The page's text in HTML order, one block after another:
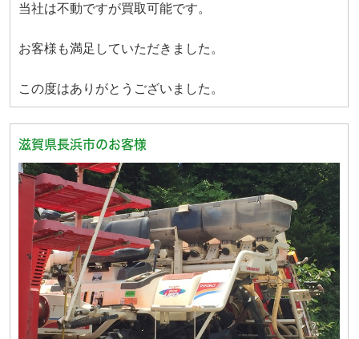
当社は不動ですが買取可能です。
お客様も満足していただきました。
この度はありがとうございました。
滋賀県長浜市のお客様